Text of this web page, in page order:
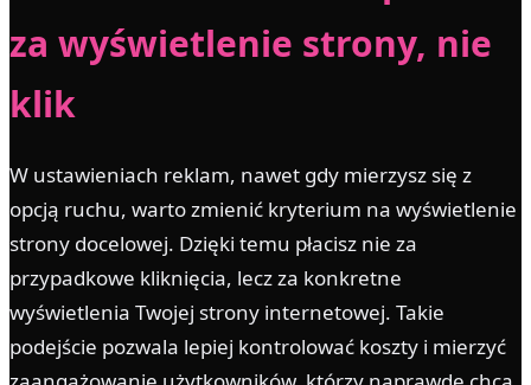
za wyświetlenie strony, nie
klik
W ustawieniach reklam, nawet gdy mierzysz się z
opcją ruchu, warto zmienić kryterium na wyświetlenie
strony docelowej. Dzięki temu płacisz nie za
przypadkowe kliknięcia, lecz za konkretne
wyświetlenia Twojej strony internetowej. Takie
podejście pozwala lepiej kontrolować koszty i mierzyć